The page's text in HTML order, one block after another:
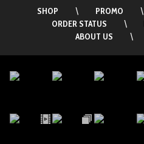
SHOP \ PROMO \
ORDER STATUS
\
ABOUT US
\